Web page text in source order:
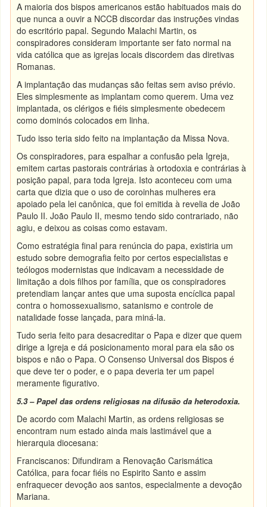
A maioria dos bispos americanos estão habituados mais do
que nunca a ouvir a NCCB discordar das instruções vindas
do escritório papal. Segundo Malachi Martin, os
conspiradores consideram importante ser fato normal na
vida católica que as igrejas locais discordem das diretivas
Romanas.
A implantação das mudanças são feitas sem aviso prévio.
Eles simplesmente as implantam como querem. Uma vez
implantada, os clérigos e fiéis simplesmente obedecem
como dominós colocados em linha.
Tudo isso teria sido feito na implantação da Missa Nova.
Os conspiradores, para espalhar a confusão pela Igreja,
emitem cartas pastorais contrárias à ortodoxia e contrárias à
posição papal, para toda Igreja. Isto aconteceu com uma
carta que dizia que o uso de coroinhas mulheres era
apoiado pela lei canônica, que foi emitida à revelia de João
Paulo II. João Paulo II, mesmo tendo sido contrariado, não
agiu, e deixou as coisas como estavam.
Como estratégia final para renúncia do papa, existiria um
estudo sobre demografia feito por certos especialistas e
teólogos modernistas que indicavam a necessidade de
limitação a dois filhos por família, que os conspiradores
pretendiam lançar antes que uma suposta encíclica papal
contra o homossexualismo, satanismo e controle de
natalidade fosse lançada, para miná-la.
Tudo seria feito para desacreditar o Papa e dizer que quem
dirige a Igreja e dá posicionamento moral para ela são os
bispos e não o Papa. O Consenso Universal dos Bispos é
que deve ter o poder, e o papa deveria ter um papel
meramente figurativo.
5.3 – Papel das ordens religiosas na difusão da heterodoxia.
De acordo com Malachi Martin, as ordens religiosas se
encontram num estado ainda mais lastimável que a
hierarquia diocesana:
Franciscanos: Difundiram a Renovação Carismática
Católica, para focar fiéis no Espirito Santo e assim
enfraquecer devoção aos santos, especialmente a devoção
Mariana.